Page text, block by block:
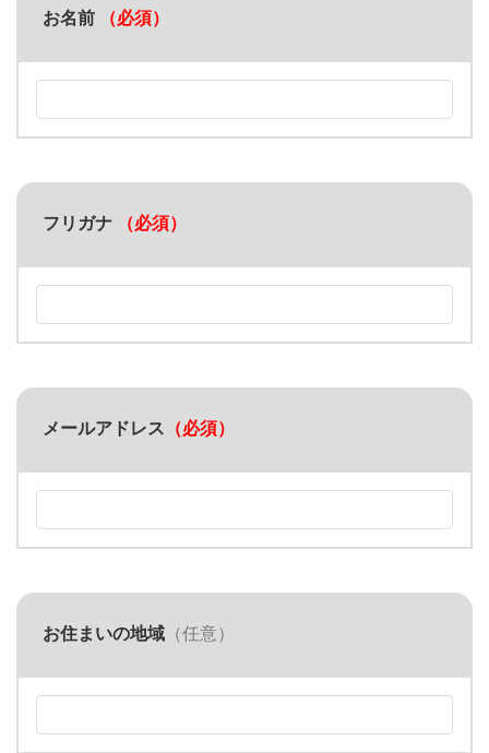
お名前 （必須）
フリガナ （必須）
メールアドレス （必須）
お住まいの地域 （任意）